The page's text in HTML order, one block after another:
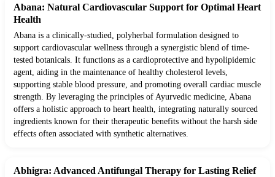
Abana: Natural Cardiovascular Support for Optimal Heart
Health
Abana is a clinically-studied, polyherbal formulation designed to
support cardiovascular wellness through a synergistic blend of time-
tested botanicals. It functions as a cardioprotective and hypolipidemic
agent, aiding in the maintenance of healthy cholesterol levels,
supporting stable blood pressure, and promoting overall cardiac muscle
strength. By leveraging the principles of Ayurvedic medicine, Abana
offers a holistic approach to heart health, integrating naturally sourced
ingredients known for their therapeutic benefits without the harsh side
effects often associated with synthetic alternatives.
Abhigra: Advanced Antifungal Therapy for Lasting Relief